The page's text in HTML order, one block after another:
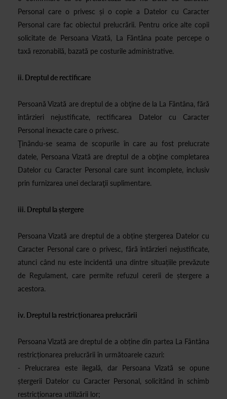
Personal care o privesc și o copie a Datelor cu Caracter
Personal care fac obiectul prelucrării. Pentru orice alte copii
solicitate de Persoana Vizată, La Fântâna poate percepe o
taxă rezonabilă, bazată pe costurile administrative.
ii. Dreptul de rectificare
Persoană Vizată are dreptul de a obţine de la La Fântâna, fără
întârzieri nejustificate, rectificarea Datelor cu Caracter
Personal inexacte care o privesc.
Ţinându-se seama de scopurile în care au fost prelucrate
datele, Persoana Vizată are dreptul de a obţine completarea
Datelor cu Caracter Personal care sunt incomplete, inclusiv
prin furnizarea unei declaraţii suplimentare.
iii. Dreptul la ștergere
Persoana Vizată are dreptul de a obține ștergerea Datelor cu
Caracter Personal care o privesc, fără întârzieri nejustificate,
atunci când nu este incidentă una dintre situațiile prevăzute
de Regulament, care permite refuzul cererii de ștergere a
acestora.
iv. Dreptul la restricționarea prelucrării
Persoana Vizată are dreptul de a obține din partea La Fântâna
restricționarea prelucrării în următoarele cazuri:
- Prelucrarea este ilegală, dar Persoana Vizată se opune
ștergerii Datelor cu Caracter Personal, solicitând în schimb
restricționarea utilizării lor;